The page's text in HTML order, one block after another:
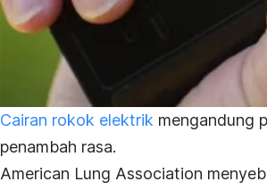
Cairan rokok elektrik mengandung
penambah rasa.
American Lung Association